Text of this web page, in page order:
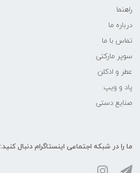
راهنما
درباره ما
تماس با ما
سوپر مارکتی
عطر و ادکلن
پاد و ویپ
صنایع دستی
ما را در شبکه‌ اجتماعی اینستاگرام دنبال کنید: